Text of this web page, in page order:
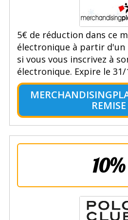
5€ de réduction dans ce
électronique à partir d'un
si vous vous inscrivez à
électronique. Expire le 31/
REMISE
10%